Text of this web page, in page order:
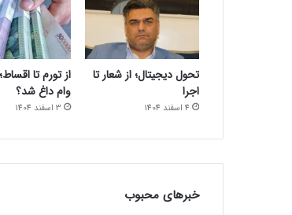
تحول دیجیتال؛ از شعار تا
اجرا
4 اسفند 1404
از تورم تا
وام داغ شد؟
3 اسفند 1404
خبرهای محبوب